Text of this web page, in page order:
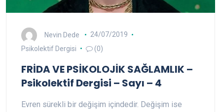
Nevin Dede
24/07/2019
Psikolektif Dergisi
(0)
FRİDA VE PSİKOLOJİK SAĞLAMLIK –
Psikolektif Dergisi – Sayı – 4
Evren sürekli bir değişim içindedir. Değişim ise